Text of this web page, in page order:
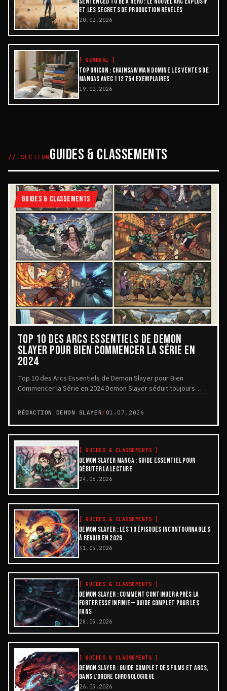
ET LES SECRETS DE PRODUCTION RÉVÉLÉS
20.02.2026
[ GÉNÉRAL ]
TOP ORICON : CHAINSAW MAN DOMINE LES VENTES DE
MANGAS AVEC 112 754 EXEMPLAIRES
19.02.2026
// SECTIONGUIDES & CLASSEMENTS
GUIDES & CLASSEMENTS
TOP 10 DES ARCS ESSENTIELS DE DEMON
SLAYER POUR BIEN COMMENCER LA SÉRIE EN
2024
Top 10 des Arcs Essentiels de Demon Slayer pour Bien
Commencer la Série en 2024 Demon Slayer séduit toujours
RÉDACTION DEMON SLAYER/ 01.07.2026
[ GUIDES & CLASSEMENTS ]
DEMON SLAYER MANGA : GUIDE ESSENTIEL POUR
DÉBUTER LA LECTURE
24.06.2026
[ GUIDES & CLASSEMENTS ]
DEMON SLAYER : LES 10 ÉPISODES INCONTOURNABLES
À REVOIR EN 2026
31.05.2026
[ GUIDES & CLASSEMENTS ]
DEMON SLAYER : COMMENT CONTINUER APRÈS LA
FORTERESSE INFINIE — GUIDE COMPLET POUR LES
FANS
28.05.2026
[ GUIDES & CLASSEMENTS ]
DEMON SLAYER : GUIDE COMPLET DES FILMS ET ARCS,
DANS L’ORDRE CHRONOLOGIQUE
26.05.2026